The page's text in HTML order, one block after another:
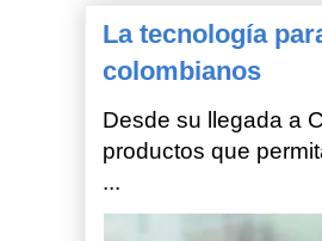
La tecnología
colombianos
Desde su llegada a
productos que
...